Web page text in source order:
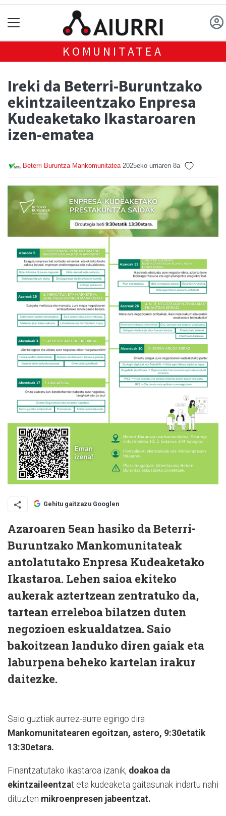
KOMUNITATEA
Ireki da Beterri-Buruntzako
ekintzaileentzako Enpresa
Kudeaketako Ikastaroaren
izen-ematea
Beterri Buruntza Mankomunitatea 2025eko urriaren 8a
Gehitu gaitzazu Googlen
Azaroaren 5ean hasiko daBeterri-
Buruntzako Mankomunitateak
antolatutako Enpresa Kudeaketako
Ikastaroa. Lehen saioa ekiteko
aukerak aztertzean zentratuko da,
tartean erreleboa bilatzen duten
negozioen eskualdatzea. Saio
bakoitzean landuko diren gaiak eta
laburpena beheko kartelan irakur
daitezke.
Saio guztiak aurrez-aurre egingo dira
Mankomunitatearen egoitzan, astero, 9:30etatik
13:30etara.
Finantzatutako ikastaroa izanik, doakoa da
ekintzaileentzat eta kudeaketa gaitasunak indartu nahi
dituzten mikroenpresen jabeentzat.